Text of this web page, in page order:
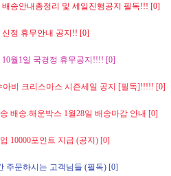
배송안내총정리 및 세일진행공지 필독!!! [0]
신정 휴무안내 공지!! [0]
10월1일 국경정 휴무공지!!!! [0]
아비 크리스마스 시즌세일 공지 [필독]!!!!! [0]
배송.해운박스 1월28일 배송마감 안내 [0]
10000포인트 지급 (공지) [0]
주문하시는 고객님들 (필독) [0]